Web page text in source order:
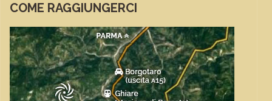
COME RAGGIUNGERCI